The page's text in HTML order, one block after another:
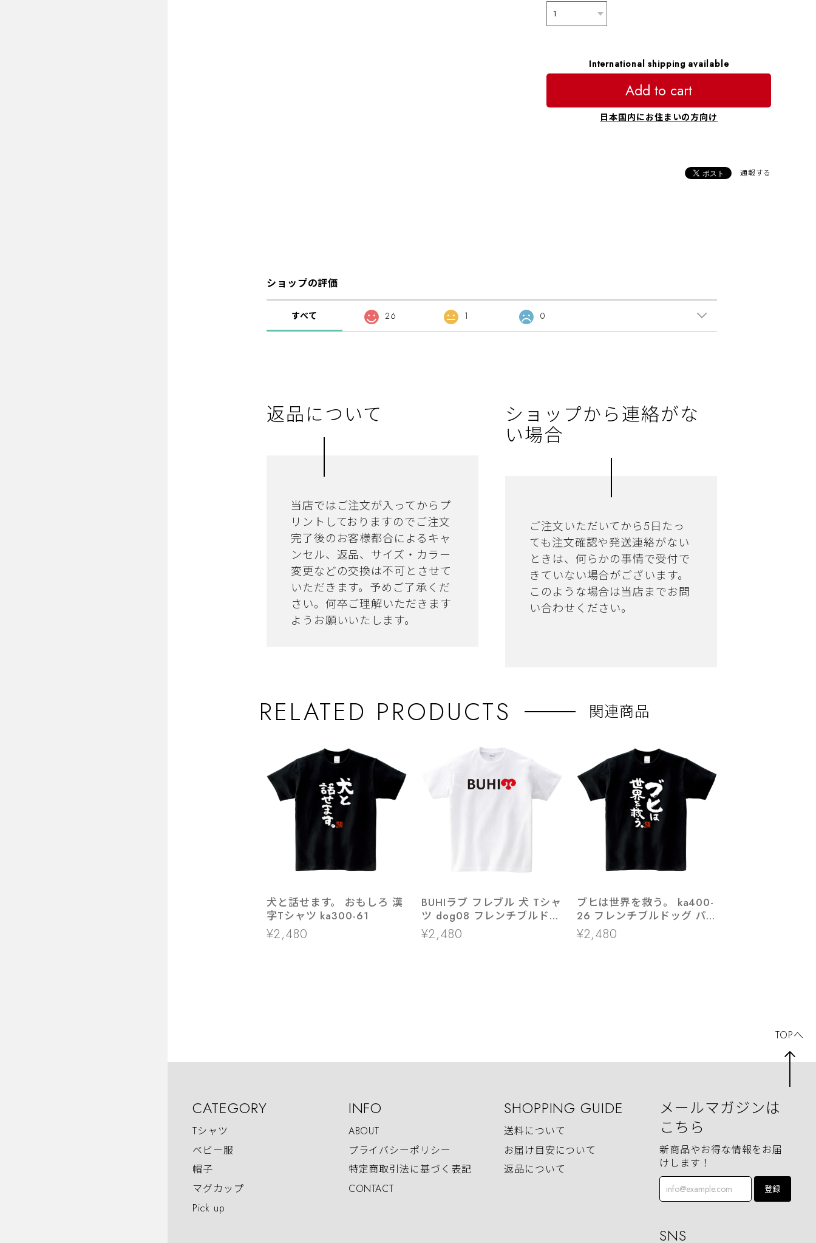
International shipping available
Add to cart
日本国内にお住まいの方向け
通報する
ショップの評価
すべて 26 1 0
返品について
当店ではご注文が入ってからプ
リントしておりますのでご注文
完了後のお客様都合によるキャ
ンセル、返品、サイズ・カラー
変更などの交換は不可とさせて
いただきます。予めご了承くだ
さい。何卒ご理解いただきます
ようお願いいたします。
ショップから連絡がな
い場合
ご注文いただいてから5日たっ
ても注文確認や発送連絡がない
ときは、何らかの事情で受付で
きていない場合がございます。
このような場合は当店までお問
い合わせください。
RELATED PRODUCTS 関連商品
犬と話せます。 おもしろ 漢
字Tシャツ ka300-61
¥2,480
BUHIラブ フレブル 犬 Tシャ
ツ dog08 フレンチブルドッ
グ 服
¥2,480
ブヒは世界を救う。 ka400-
26 フレンチブルドッグ パ
グ おもしろ 漢字Tシャツ
¥2,480
CATEGORY
Tシャツ
ベビー服
帽子
マグカップ
Pick up
INFO
ABOUT
プライバシーポリシー
特定商取引法に基づく表記
CONTACT
SHOPPING GUIDE
送料について
お届け目安について
返品について
メールマガジンは
こちら
新商品やお得な情報をお届
けします！
登録
SNS
TOPへ